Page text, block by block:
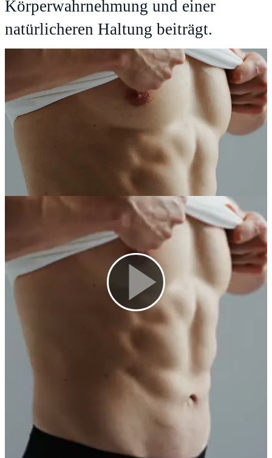
Körperwahrnehmung und einer
natürlicheren Haltung beiträgt.